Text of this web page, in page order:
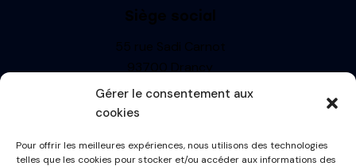
Gérer le consentement aux
cookies
Pour offrir les meilleures expériences, nous utilisons des technologies
telles que les cookies pour stocker et/ou accéder aux informations des
Siège social
55 rue Sadi Carnot
93700 Drancy
Siren : 499710697
TVA: FR13499710697
Informations